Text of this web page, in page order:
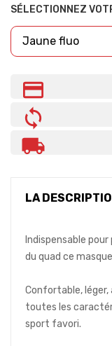
SÉLECTIONNEZ
LA
Indispensable
du quad ce
Confortable, léger,
toutes les
sport favori.